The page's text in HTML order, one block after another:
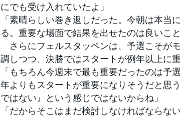
にでも受け入れていたよ」
「素晴らしい巻き返しだった。今朝は本
る。重要な場面で結果を出せたのは良いこと
さらにフェルスタッペンは、予選こそが
調しつつ、決勝ではスタートが例年以上に
「もちろん今週末で最も重要だったのは
年よりもスタートが重要になりそうだと思
ではない』という感じではないからね」
「だからそこはまだ検討しなければなら